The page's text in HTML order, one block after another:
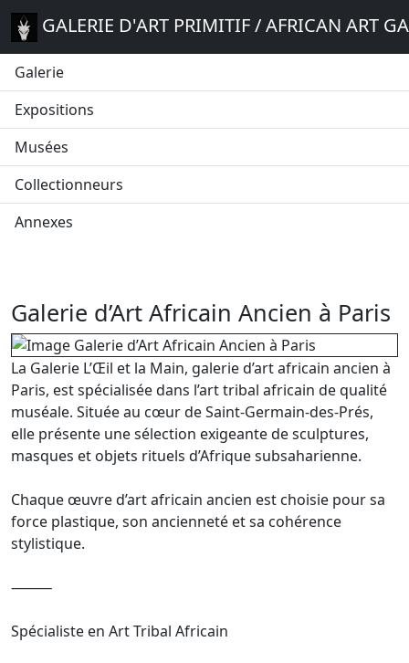
GALERIE D'ART PRIMITIF / AFRICAN ART
Galerie
Expositions
Musées
Collectionneurs
Annexes
Galerie d’Art Africain Ancien à Paris
La Galerie L’Œil et la Main, galerie d’art africain ancien à
Paris, est spécialisée dans l’art tribal africain de qualité
muséale. Située au cœur de Saint-Germain-des-Prés,
elle présente une sélection exigeante de sculptures,
masques et objets rituels d’Afrique subsaharienne.
Chaque œuvre d’art africain ancien est choisie pour sa
force plastique, son ancienneté et sa cohérence
stylistique.
⸻
Spécialiste en Art Tribal Africain